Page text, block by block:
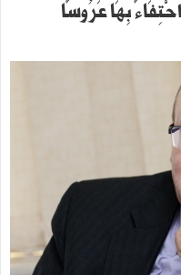
بِهَا عَرُوسًا